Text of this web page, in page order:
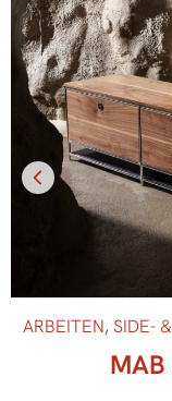
ARBEITEN, SIDE-